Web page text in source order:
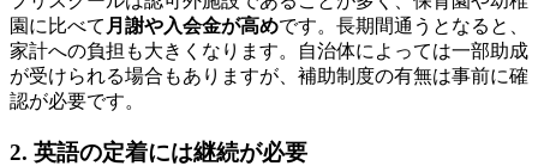
園に比べて 月謝や入会金が高めです。長期間通うとなると、
家計への負担も大きくなります。自治体によっては一部助成
が受けられる場合もありますが、補助制度の有無は事前に確
認が必要です。
2. 英語の定着には継続が必要